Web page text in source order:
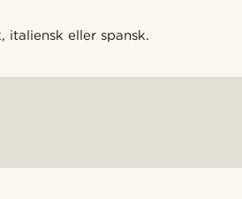
italiensk eller spansk.